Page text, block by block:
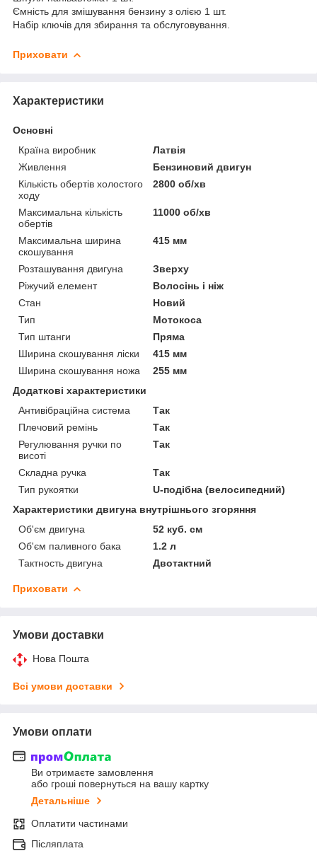
Ємність для змішування бензину з олією 1 шт.
Набір ключів для збирання та обслуговування.
Приховати
Характеристики
Основні
Країна виробник
Латвія
Живлення
Бензиновий двигун
Кількість обертів холостого
ходу
2800 об/хв
Максимальна кількість
обертів
11000 об/хв
Максимальна ширина
скошування
415 мм
Розташування двигуна
Зверху
Ріжучий елемент
Волосінь і ніж
Стан
Новий
Тип
Мотокоса
Тип штанги
Пряма
Ширина скошування ліски
415 мм
Ширина скошування ножа
255 мм
Додаткові характеристики
Антивібраційна система
Так
Плечовий ремінь
Так
Регулювання ручки по
висоті
Так
Складна ручка
Так
Тип рукоятки
U-подібна (велосипедний)
Характеристики двигуна внутрішнього згоряння
Об'єм двигуна
52 куб. см
Об'єм паливного бака
1.2 л
Тактность двигуна
Двотактний
Приховати
Умови доставки
Нова Пошта
Всі умови доставки
Умови оплати
Ви отримаєте замовлення
або гроші повернуться на вашу картку
Детальніше
Оплатити частинами
Післяплата